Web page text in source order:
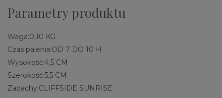
Parametry produktu
Waga:0,10 KG
Czas palenia:OD 7 DO 10 H
Wysokość:4,5 CM
Szerokość:5,5 CM
Zapachy:CLIFFSIDE SUNRISE